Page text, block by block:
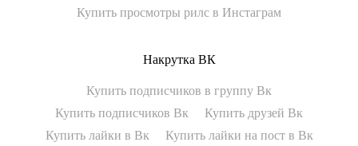
Купить просмотры рилс в Инстаграм
Накрутка ВК
Купить подписчиков в группу Вк
Купить подписчиков Вк
Купить друзей Вк
Купить лайки в Вк
Купить лайки на пост в Вк